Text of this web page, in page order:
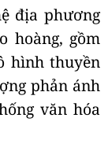
địa phương
hoàng, gồm
hình thuyền
phản ánh
văn hóa